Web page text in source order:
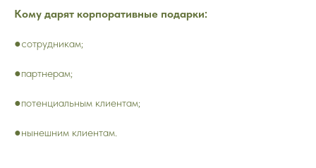
Кому дарят корпоративные подарки:
●сотрудникам;
●партнерам;
●потенциальным клиентам;
●нынешним клиентам.